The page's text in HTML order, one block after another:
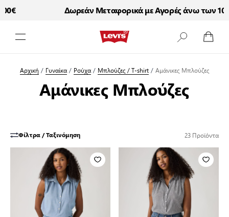
Δωρεάν Μεταφορικά με Αγορές άνω των 100€
Αρχική / Γυναίκα / Ρούχα / Μπλούζες / T-shirt / Αμάνικες Μπλούζες
Αμάνικες Μπλούζες
Φίλτρα / Ταξινόμηση 23Προϊόντα